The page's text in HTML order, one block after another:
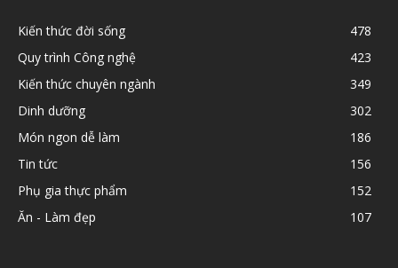
Kiến thức đời sống
478
Quy trình Công nghệ
423
Kiến thức chuyên ngành
349
Dinh dưỡng
302
Món ngon dễ làm
186
Tin tức
156
Phụ gia thực phẩm
152
Ăn - Làm đẹp
107